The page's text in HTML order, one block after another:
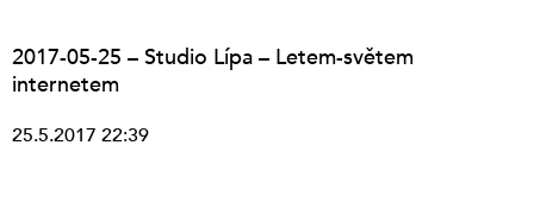
2017-05-25 – Studio Lípa – Letem-světem
internetem
25.5.2017 22:39